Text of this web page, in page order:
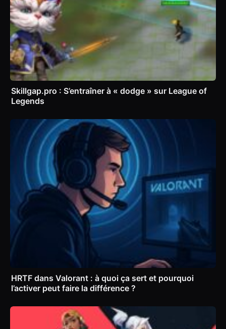
Skillgap.pro : S’entraîner à « dodge » sur League of
Legends
HRTF dans Valorant : à quoi ça sert et pourquoi
l’activer peut faire la différence ?